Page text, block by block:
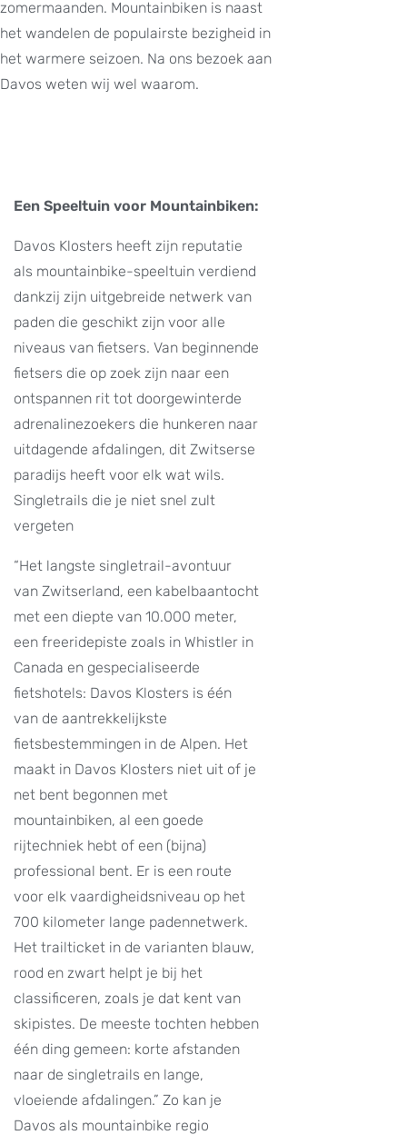
zomermaanden. Mountainbiken is naast
het wandelen de populairste bezigheid in
het warmere seizoen. Na ons bezoek aan
Davos weten wij wel waarom.
Een Speeltuin voor Mountainbiken:
Davos Klosters heeft zijn reputatie
als mountainbike-speeltuin verdiend
dankzij zijn uitgebreide netwerk van
paden die geschikt zijn voor alle
niveaus van fietsers. Van beginnende
fietsers die op zoek zijn naar een
ontspannen rit tot doorgewinterde
adrenalinezoekers die hunkeren naar
uitdagende afdalingen, dit Zwitserse
paradijs heeft voor elk wat wils.
Singletrails die je niet snel zult
vergeten
“Het langste singletrail-avontuur
van Zwitserland, een kabelbaantocht
met een diepte van 10.000 meter,
een freeridepiste zoals in Whistler in
Canada en gespecialiseerde
fietshotels: Davos Klosters is één
van de aantrekkelijkste
fietsbestemmingen in de Alpen. Het
maakt in Davos Klosters niet uit of je
net bent begonnen met
mountainbiken, al een goede
rijtechniek hebt of een (bijna)
professional bent. Er is een route
voor elk vaardigheidsniveau op het
700 kilometer lange padennetwerk.
Het trailticket in de varianten blauw,
rood en zwart helpt je bij het
classificeren, zoals je dat kent van
skipistes. De meeste tochten hebben
één ding gemeen: korte afstanden
naar de singletrails en lange,
vloeiende afdalingen.” Zo kan je
Davos als mountainbike regio